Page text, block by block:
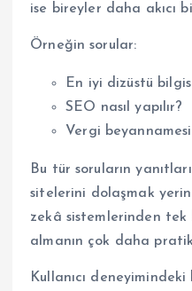
ise bireyler daha akıcı
Örneğin sorular:
En iyi dizüstü
SEO nasıl yapılır?
Vergi beyannamesi
Bu tür soruların
sitelerini dolaşmak
zekâ sistemlerinden tek
almanın çok daha
Kullanıcı